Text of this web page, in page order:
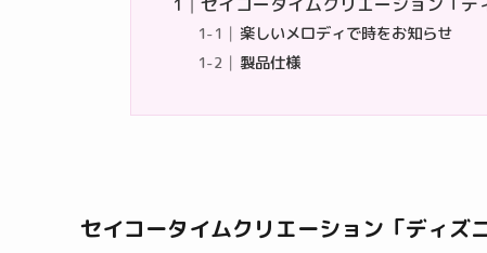
楽しいメロディで時をお知らせ
製品仕様
セイコータイムクリエーション「ディ